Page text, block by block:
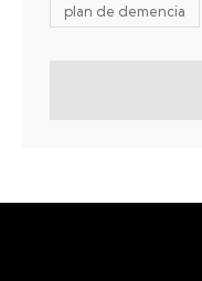
plan de demencia